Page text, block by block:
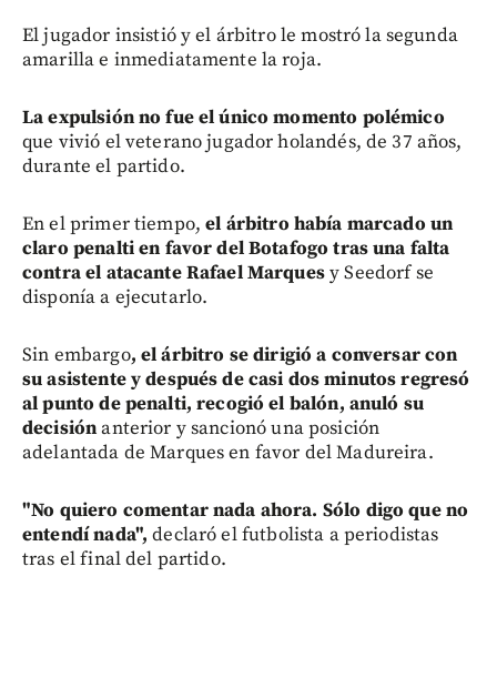
El jugador insistió y el árbitro le mostró la segunda
amarilla e inmediatamente la roja.
La expulsión no fue el único momento polémico
que vivió el veterano jugador holandés, de 37 años,
durante el partido.
En el primer tiempo, el árbitro había marcado un
claro penalti en favor del Botafogo tras una falta
contra el atacante Rafael Marquesy Seedorf se
disponía a ejecutarlo.
Sin embargo, el árbitro se dirigió a conversar con
su asistente y después de casi dos minutos regresó
al punto de penalti, recogió el balón, anuló su
decisiónanterior y sancionó una posición
adelantada de Marques en favor del Madureira.
"No quiero comentar nada ahora. Sólo digo que no
entendí nada", declaró el futbolista a periodistas
tras el final del partido.